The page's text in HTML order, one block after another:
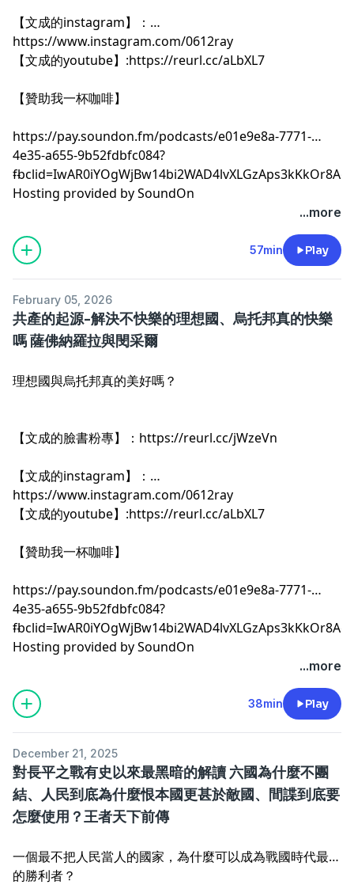
【文成的instagram】：
https://www.instagram.com/0612ray
【文成的youtube】:https://reurl.cc/aLbXL7
【贊助我一杯咖啡】
https://pay.soundon.fm/podcasts/e01e9e8a-7771-
4e35-a655-9b52fdbfc084?
--
Hosting provided bySoundOn
...more
57min Play
February 05, 2026
共產的起源-解決不快樂的理想國、烏托邦真的快樂
嗎 薩佛納羅拉與閔采爾
理想國與烏托邦真的美好嗎？
【文成的臉書粉專】： https://reurl.cc/jWzeVn
【文成的instagram】：
https://www.instagram.com/0612ray
【文成的youtube】:https://reurl.cc/aLbXL7
【贊助我一杯咖啡】
https://pay.soundon.fm/podcasts/e01e9e8a-7771-
4e35-a655-9b52fdbfc084?
--
Hosting provided bySoundOn
...more
38min Play
December 21, 2025
對長平之戰有史以來最黑暗的解讀 六國為什麼不團
結、人民到底為什麼恨本國更甚於敵國、間諜到底要
怎麼使用？王者天下前傳
一個最不把人民當人的國家，為什麼可以成為戰國時代最後
的勝利者？